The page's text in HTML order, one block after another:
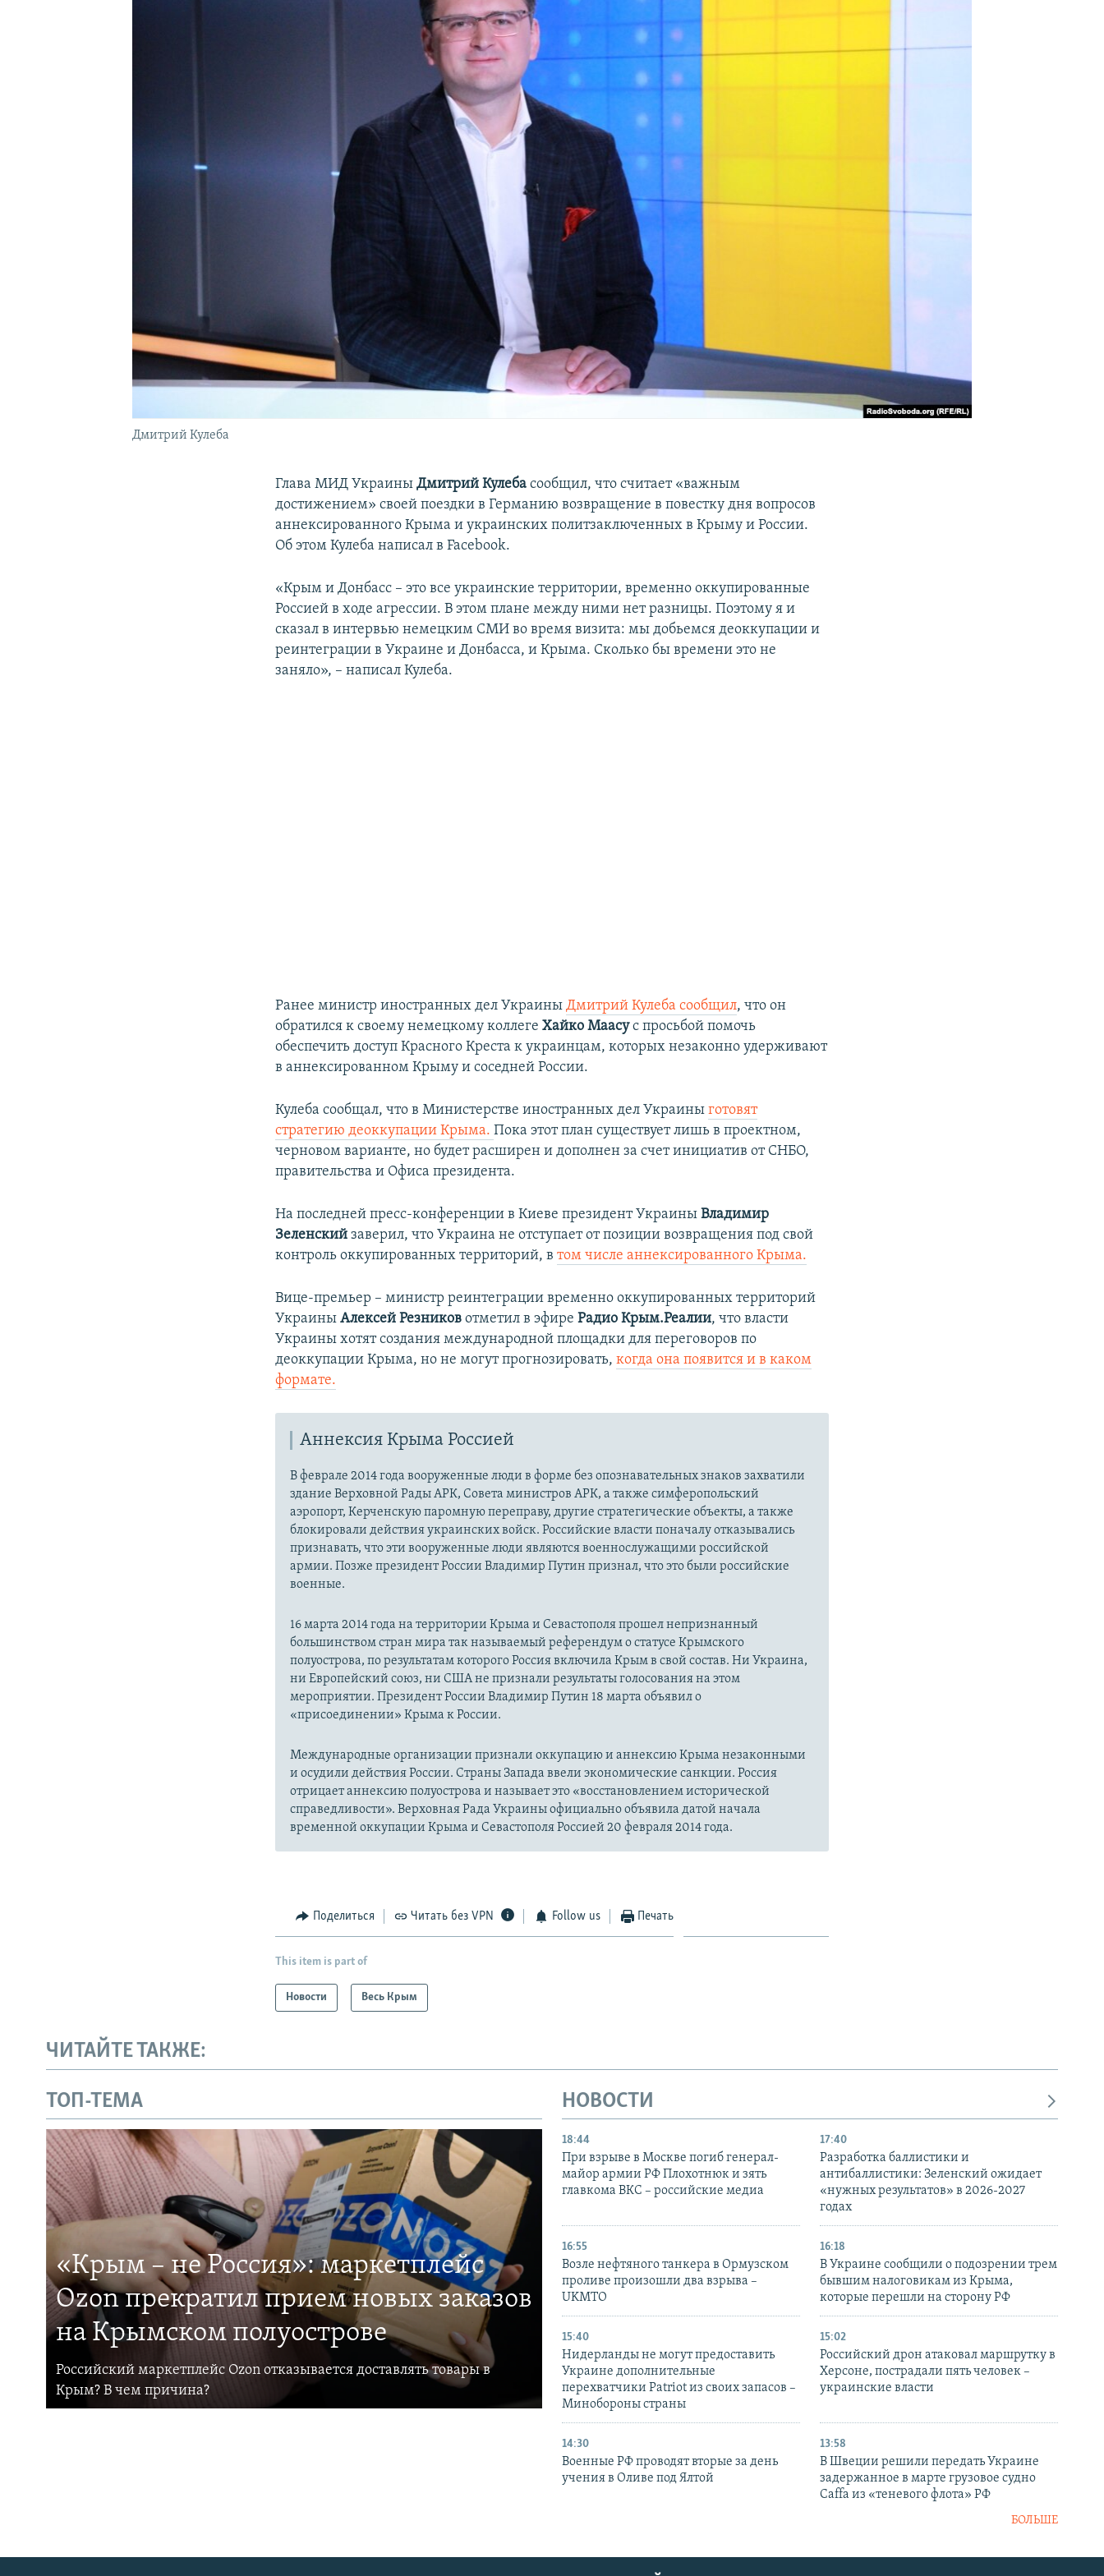
Дмитрий Кулеба
Глава МИД УкраиныДмитрий Кулеба сообщил, что считает «важным
достижением» своей поездки в Германию возвращение в повестку дня вопросов
аннексированного Крыма и украинских политзаключенных в Крыму и России.
Об этом Кулеба написал в Facebook.
«Крым и Донбасс – это все украинские территории, временно оккупированные
Россией в ходе агрессии. В этом плане между ними нет разницы. Поэтому я и
сказал в интервью немецким СМИ во время визита: мы добьемся деоккупации и
реинтеграции в Украине и Донбасса, и Крыма. Сколько бы времени это не
заняло», – написал Кулеба.
Ранее министр иностранных дел УкраиныДмитрий Кулеба сообщил, что он
обратился к своему немецкому коллегеХайко Маасус просьбой помочь
обеспечить доступ Красного Креста к украинцам, которых незаконно удерживают
в аннексированном Крыму и соседней России.
Кулеба сообщал, что в Министерстве иностранных дел Украиныготовят
стратегию деоккупации Крыма.Пока этот план существует лишь в проектном,
черновом варианте, но будет расширен и дополнен за счет инициатив от СНБО,
правительства и Офиса президента​.
На последней пресс-конференции в Киеве президент УкраиныВладимир
Зеленскийзаверил, что Украина не отступает от позиции возвращения под свой
контроль оккупированных территорий, втом числе аннексированного Крыма.
Вице-премьер – министр реинтеграции временно оккупированных территорий
УкраиныАлексей Резниковотметил в эфире Радио Крым.Реалии, что власти
Украины хотят создания международной площадки для переговоров по
деоккупации Крыма, но не могут прогнозировать,когда она появится и в каком
формате.​
Аннексия Крыма Россией
В феврале 2014 года вооруженные люди в форме без опознавательных знаков захватили
здание Верховной Рады АРК, Совета министров АРК, а также симферопольский
аэропорт, Керченскую паромную переправу, другие стратегические объекты, а также
блокировали действия украинских войск. Российские власти поначалу отказывались
признавать, что эти вооруженные люди являются военнослужащими российской
армии. Позже президент России Владимир Путин признал, что это были российские
военные.
16 марта 2014 года на территории Крыма и Севастополя прошел непризнанный
большинством стран мира так называемый референдум о статусе Крымского
полуострова, по результатам которого Россия включила Крым в свой состав. Ни Украина,
ни Европейский союз, ни США не признали результаты голосования на этом
мероприятии. Президент России Владимир Путин 18 марта объявил о
«присоединении» Крыма к России.
Международные организации признали оккупацию и аннексию Крыма незаконными
и осудили действия России. Страны Запада ввели экономические санкции. Россия
отрицает аннексию полуострова и называет это «восстановлением исторической
справедливости». Верховная Рада Украины официально объявила датой начала
временной оккупации Крыма и Севастополя Россией 20 февраля 2014 года.
Поделиться Читать без VPN Follow us Печать
This item is part of
Новости Весь Крым
ЧИТАЙТЕ ТАКЖЕ:
ТОП-ТЕМА
«Крым – не Россия»: маркетплейс
Ozon прекратил прием новых заказов
на Крымском полуострове
Российский маркетплейс Ozon отказывается доставлять товары в
Крым? В чем причина?
НОВОСТИ
18:44
При взрыве в Москве погиб генерал-
майор армии РФ Плохотнюк и зять
главкома ВКС – российские медиа
17:40
Разработка баллистики и
антибаллистики: Зеленский ожидает
«нужных результатов» в 2026-2027
годах
16:55
Возле нефтяного танкера в Ормузском
проливе произошли два взрыва –
UKMTO
16:18
В Украине сообщили о подозрении трем
бывшим налоговикам из Крыма,
которые перешли на сторону РФ
15:40
Нидерланды не могут предоставить
Украине дополнительные
перехватчики Patriot из своих запасов –
Минобороны страны
15:02
Российский дрон атаковал маршрутку в
Херсоне, пострадали пять человек –
украинские власти
14:30
Военные РФ проводят вторые за день
учения в Оливе под Ялтой
13:58
В Швеции решили передать Украине
задержанное в марте грузовое судно
Caffa из «теневого флота» РФ
БОЛЬШЕ